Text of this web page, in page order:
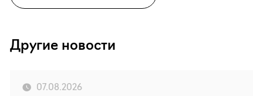
Другие новости
07.08.2026